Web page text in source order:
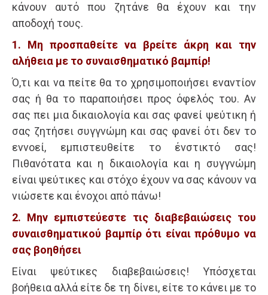
κάνουν αυτό που ζητάνε θα έχουν και την
αποδοχή τους.
1. Μη προσπαθείτε να βρείτε άκρη και την
αλήθεια με το συναισθηματικό βαμπίρ!
Ό,τι και να πείτε θα το χρησιμοποιήσει εναντίον
σας ή θα το παραποιήσει προς όφελός του. Αν
σας πει μια δικαιολογία και σας φανεί ψεύτικη ή
σας ζητήσει συγγνώμη και σας φανεί ότι δεν το
εννοεί, εμπιστευθείτε το ένστικτό σας!
Πιθανότατα και η δικαιολογία και η συγγνώμη
είναι ψεύτικες και στόχο έχουν να σας κάνουν να
νιώσετε και ένοχοι από πάνω!
2. Μην εμπιστεύεστε τις διαβεβαιώσεις του
συναισθηματικού βαμπίρ ότι είναι πρόθυμο να
σας βοηθήσει
Είναι ψεύτικες διαβεβαιώσεις! Υπόσχεται
βοήθεια αλλά είτε δε τη δίνει, είτε το κάνει με το